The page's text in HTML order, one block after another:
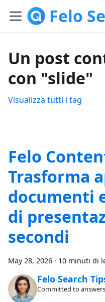
Felo
Un post
con "slide"
Visualizza tutti i tag
Felo
Trasforma
documenti
di
secondi
May 28, 2026 · 10 minuti di
Felo Search
Committed to